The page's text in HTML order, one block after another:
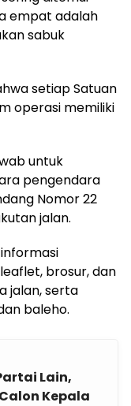
empat adalah
sabuk
setiap Satuan
operasi memiliki
untuk
pengendara
Nomor 22
jalan.
brosur, dan
jalan, serta
baleho.
Lain,
Kepala